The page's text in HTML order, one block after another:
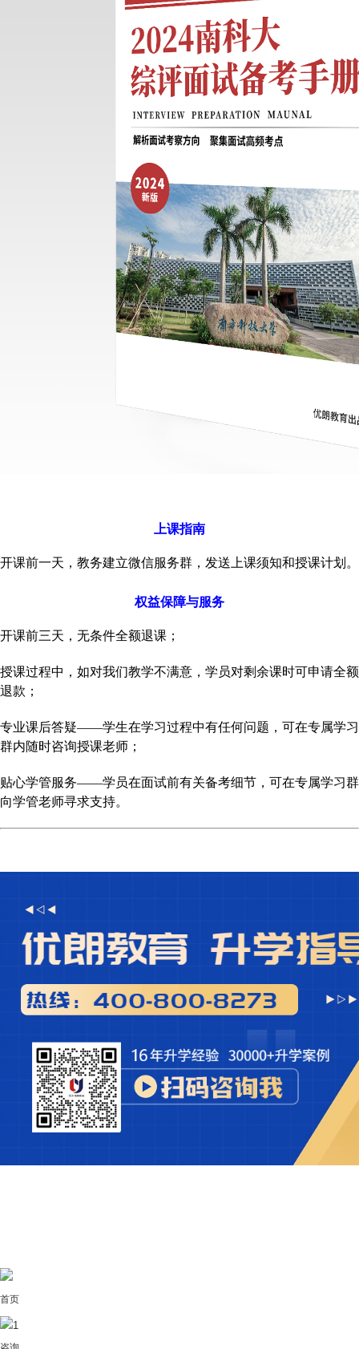
上课指南
开课前一天，教务建立微信服务群，发送 上课须知和授课计划。
权益保障与服务
开课前三天，无条件全额退课；
授课过程中，如对我们教学不满意，学员对剩余课时可申请全额
退款；
专业课后答疑——学生在学习过程中有任何问题，可在专属学习
群内随时咨询授课老师；
贴心学管服务——学员在面试前有关备考细节，可在专属学习群
向学管老师寻求支持。
首页
1